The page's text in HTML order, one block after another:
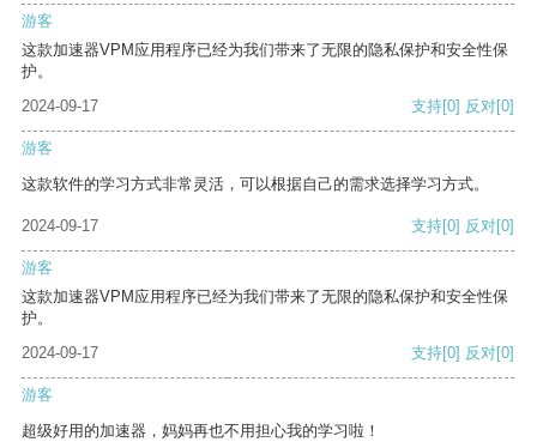
游客
这款加速器VPM应用程序已经为我们带来了无限的隐私保护和安全性保
护。
2024-09-17
支持[0] 反对[0]
游客
这款软件的学习方式非常灵活，可以根据自己的需求选择学习方式。
2024-09-17 支持[0] 反对[0]
游客
这款加速器VPM应用程序已经为我们带来了无限的隐私保护和安全性保
护。
2024-09-17
支持[0] 反对[0]
游客
超级好用的加速器，妈妈再也不用担心我的学习啦！